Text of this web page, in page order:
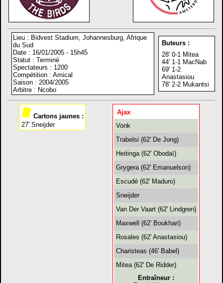
Lieu : Bidvest Stadium, Johannesburg, Afrique
du Sud
Date : 16/01/2005 - 15h45
Statut : Terminé
Spectateurs : 1200
Compétition : Amical
Saison : 2004/2005
Arbitre : Ncobo
Buteurs :
28' 0-1 Mitea
44' 1-1 MacNab
69' 1-2
Anastasiou
78' 2-2 Mukantsi
Cartons jaunes :
27' Sneijder
Ajax
Vonk
Trabelsi (62' De Jong)
Heitinga (62' Obodaï)
Grygera (62' Emanuelson)
Escudé (62' Maduro)
Sneijder
Van Der Vaart (62' Lindgren)
Maxwell (62' Boukhari)
Rosales (62' Anastasiou)
Charisteas (46' Babel)
Mitea (62' De Ridder)
Entraîneur :